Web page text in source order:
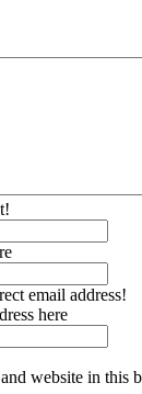
email address!
here
website in this